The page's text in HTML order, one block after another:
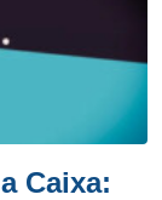
Caixa: